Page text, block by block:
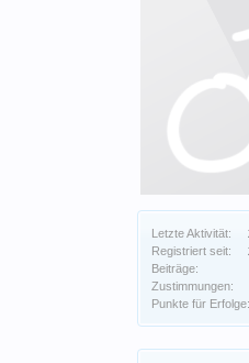
Letzte Aktivität:
Registriert seit:
Beiträge:
Zustimmungen:
Punkte für Erfolge: